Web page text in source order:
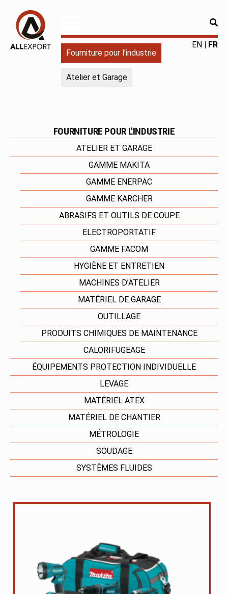
Fourniture
pour
Fabricant
EN
FR
Fourniture pour l'industrie
Atelier et Garage
FOURNITURE POUR L'INDUSTRIE
ATELIER ET GARAGE
GAMME MAKITA
GAMME ENERPAC
GAMME KARCHER
ABRASIFS ET OUTILS DE COUPE
ELECTROPORTATIF
GAMME FACOM
HYGIÈNE ET ENTRETIEN
MACHINES D’ATELIER
MATÉRIEL DE GARAGE
OUTILLAGE
PRODUITS CHIMIQUES DE MAINTENANCE
CALORIFUGEAGE
ÉQUIPEMENTS PROTECTION INDIVIDUELLE
LEVAGE
MATÉRIEL ATEX
MATÉRIEL DE CHANTIER
MÉTROLOGIE
SOUDAGE
SYSTÈMES FLUIDES